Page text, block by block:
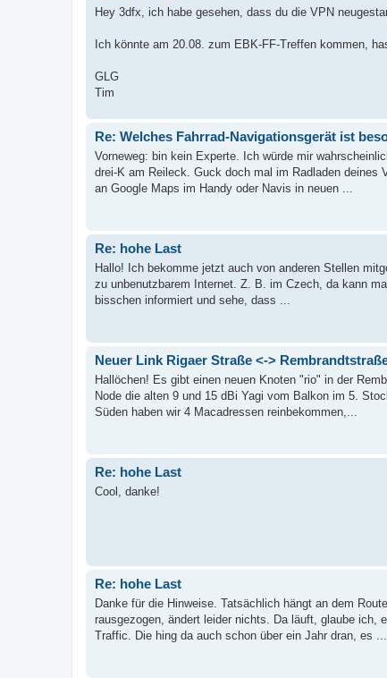
Hey 3dfx, ich habe gesehen, dass du die VPN
Ich könnte am 20.08. zum EBK-FF-Treffen kommen,
GLG
Tim
Re: Welches Fahrrad-Navigationsgerät ist
Vorneweg: bin kein Experte. Ich würde mir
drei-K am Reileck. Guck doch mal im Radladen deines
an Google Maps im Handy oder Navis in neuen ...
Re: hohe Last
Hallo! Ich bekomme jetzt auch von anderen Stellen
zu unbenutzbarem Internet. Z. B. im Czech, da kann
bisschen informiert und sehe, dass ...
Neuer Link Rigaer Straße <->
Hallöchen! Es gibt einen neuen Knoten "rio" in der
Node die alten 9 und 15 dBi Yagi vom Balkon im 5.
Süden haben wir 4 Macadressen reinbekommen,...
Re: hohe Last
Cool, danke!
Re: hohe Last
Danke für die Hinweise. Tatsächlich hängt an dem
rausgezogen, ändert leider nichts. Da läuft, glaube ich,
Traffic. Die hing da auch schon über ein Jahr dran, es ...